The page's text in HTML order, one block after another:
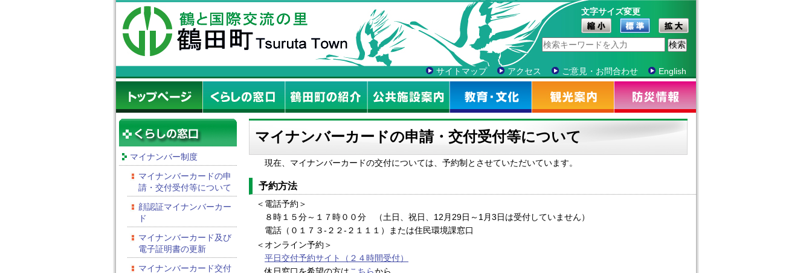
文字サイズ変更
サイトマップ アクセス ご意見・お問合わせ English
マイナンバー制度
マイナンバーカードの申
請・交付受付等について
顔認証マイナンバーカー
ド
マイナンバーカード及び
電子証明書の更新
マイナンバーカード交付
マイナンバーカードの申請・交付受付等について
現在、マイナンバーカードの交付については、予約制とさせていただいています。
予約方法
＜電話予約＞
８時１５分～１７時００分 （土日、祝日、12月29日～1月3日は受付していません）
電話（０１７３-２２-２１１１）または住民環境課窓口
＜オンライン予約＞
平日交付予約サイト（２４時間受付）